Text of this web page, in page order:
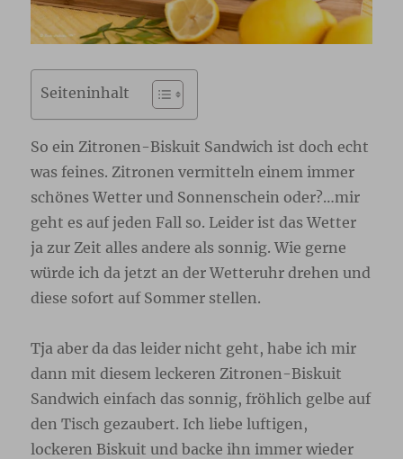
Seiteninhalt
So ein Zitronen-Biskuit Sandwich ist doch echt
was feines. Zitronen vermitteln einem immer
schönes Wetter und Sonnenschein oder?…mir
geht es auf jeden Fall so. Leider ist das Wetter
ja zur Zeit alles andere als sonnig. Wie gerne
würde ich da jetzt an der Wetteruhr drehen und
diese sofort auf Sommer stellen.
Tja aber da das leider nicht geht, habe ich mir
dann mit diesem leckeren Zitronen-Biskuit
Sandwich einfach das sonnig, fröhlich gelbe auf
den Tisch gezaubert. Ich liebe luftigen,
lockeren Biskuit und backe ihn immer wieder